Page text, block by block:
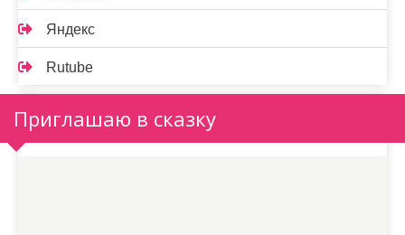
Яндекс
Rutube
Приглашаю в сказку